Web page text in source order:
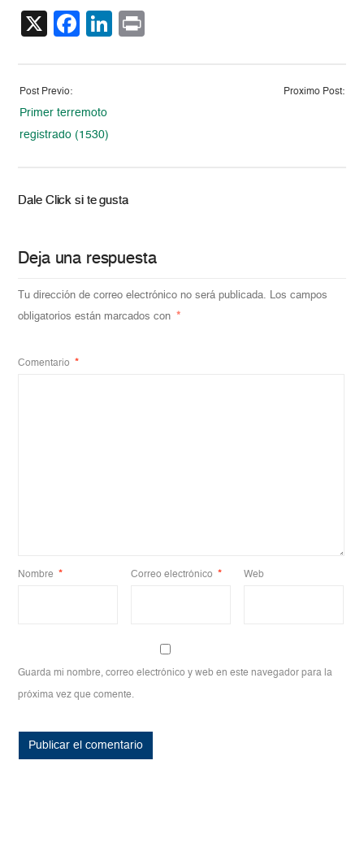
X Facebook
LinkedIn
Post Previo:
Primer terremoto
registrado (1530)
Proximo Post:
Dale Click si te gusta
Deja una respuesta
Tu dirección de correo electrónico no será publicada. Los campos
obligatorios están marcados con
*
Comentario *
Nombre * Correo electrónico * Web
Guarda mi nombre, correo electrónico y web en este navegador para la
próxima vez que comente.